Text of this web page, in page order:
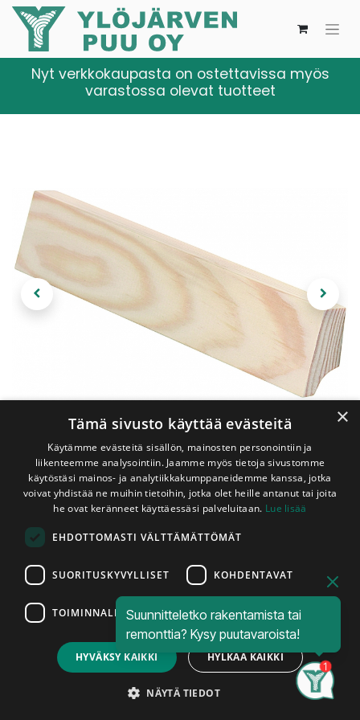
Price:
11,95€
Add to Cart
Account
Nyt verkkokaupasta on ostettavissa myös
varastossa olevat tuotteet
Jalkalista Mänty 21x44x3600 mm
Puuvalmis
Johtoura
E.T.-listat Oy:n korkealaatuisesta
männystä valmistama johtourallinen
puuvalmis sisustuslista.
Suunnitteletko rakentamista tai
remonttia? Kysy puutavaroista!
×
Tämä sivusto käyttää evästeitä
Käytämme evästeitä sisällön, mainosten personointiin ja
liikenteemme analysointiin. Jaamme myös tietoja sivustomme
käytöstäsi mainos- ja analytiikkakumppaneidemme kanssa, jotka
voivat yhdistää ne muihin tietoihin, jotka olet heille antanut tai joita
he ovat keränneet käyttäessäsi palveluitaan. Lue lisää
EHDOTTOMASTI VÄLTTÄMÄTTÖMÄT
SUORITUSKYVYLLISET KOHDENTAVAT
TOIMINNALLISET
HYVÄKSY KAIKKI HYLKÄÄ KAIKKI
NÄYTÄ TIEDOT